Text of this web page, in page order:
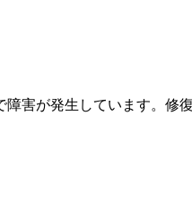
障害が発生しています。修